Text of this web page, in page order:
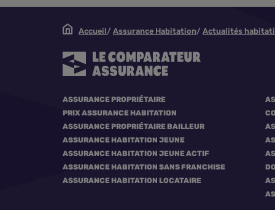
Accueil Assurance Habitation Actualités
ASSURANCE PROPRIÉTAIRE
PRIX ASSURANCE HABITATION
ASSURANCE PROPRIÉTAIRE BAILLEUR
ASSURANCE HABITATION JEUNE
ASSURANCE HABITATION JEUNE ACTIF
ASSURANCE HABITATION SANS FRANCHISE
ASSURANCE HABITATION LOCATAIRE